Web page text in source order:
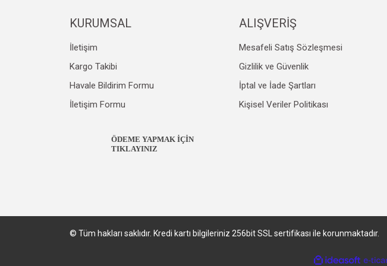
KURUMSAL
İletişim
Kargo Takibi
Havale Bildirim Formu
İletişim Formu
ALIŞVERİŞ
Mesafeli Satış Sözleşmesi
Gizlilik ve Güvenlik
İptal ve İade Şartları
Kişisel Veriler Politikası
ÖDEME YAPMAK İÇİN
TIKLAYINIZ
© Tüm hakları saklıdır. Kredi kartı bilgileriniz 256bit SSL sertifikası ile korunmaktadır.
ideasoft